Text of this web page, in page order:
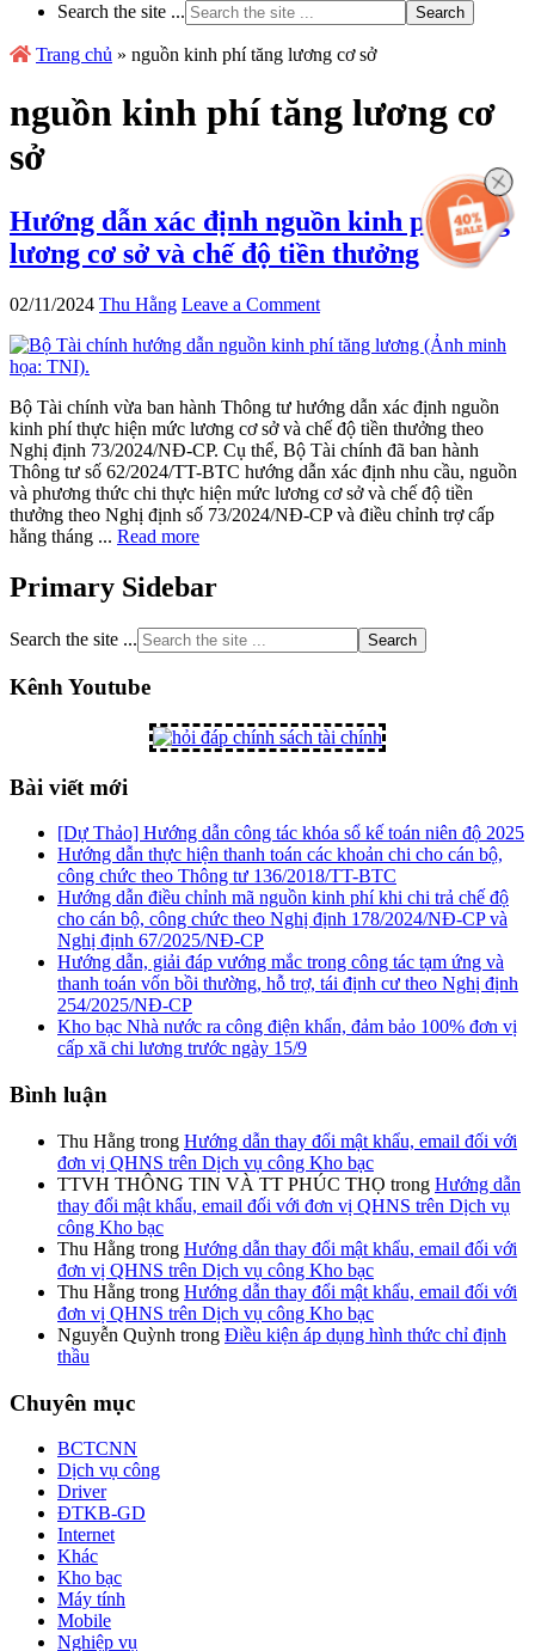
Search the site ...
Trang chủ » nguồn kinh phí tăng lương cơ sở
nguồn kinh phí tăng lương cơ
sở
Hướng dẫn xác định nguồn kinh phí tăng
lương cơ sở và chế độ tiền thưởng
02/11/2024 Thu Hằng Leave a Comment
Bộ Tài chính vừa ban hành Thông tư hướng dẫn xác định nguồn
kinh phí thực hiện mức lương cơ sở và chế độ tiền thưởng theo
Nghị định 73/2024/NĐ-CP. Cụ thể, Bộ Tài chính đã ban hành
Thông tư số 62/2024/TT-BTC hướng dẫn xác định nhu cầu, nguồn
và phương thức chi thực hiện mức lương cơ sở và chế độ tiền
thưởng theo Nghị định số 73/2024/NĐ-CP và điều chỉnh trợ cấp
hằng tháng ... Read more
Primary Sidebar
Search the site ...
Kênh Youtube
Bài viết mới
[Dự Thảo] Hướng dẫn công tác khóa sổ kế toán niên độ 2025
Hướng dẫn thực hiện thanh toán các khoản chi cho cán bộ,
công chức theo Thông tư 136/2018/TT-BTC
Hướng dẫn điều chỉnh mã nguồn kinh phí khi chi trả chế độ
cho cán bộ, công chức theo Nghị định 178/2024/NĐ-CP và
Nghị định 67/2025/NĐ-CP
Hướng dẫn, giải đáp vướng mắc trong công tác tạm ứng và
thanh toán vốn bồi thường, hỗ trợ, tái định cư theo Nghị định
254/2025/NĐ-CP
Kho bạc Nhà nước ra công điện khẩn, đảm bảo 100% đơn vị
cấp xã chi lương trước ngày 15/9
Bình luận
Thu Hằng trong Hướng dẫn thay đổi mật khẩu, email đối với
đơn vị QHNS trên Dịch vụ công Kho bạc
TTVH THÔNG TIN VÀ TT PHÚC THỌ trong Hướng dẫn
thay đổi mật khẩu, email đối với đơn vị QHNS trên Dịch vụ
công Kho bạc
Thu Hằng trong Hướng dẫn thay đổi mật khẩu, email đối với
đơn vị QHNS trên Dịch vụ công Kho bạc
Thu Hằng trong Hướng dẫn thay đổi mật khẩu, email đối với
đơn vị QHNS trên Dịch vụ công Kho bạc
Nguyễn Quỳnh trong Điều kiện áp dụng hình thức chỉ định
thầu
Chuyên mục
BCTCNN
Dịch vụ công
Driver
ĐTKB-GD
Internet
Khác
Kho bạc
Máy tính
Mobile
Nghiệp vụ